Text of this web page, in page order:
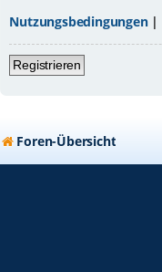
Nutzungsbedingungen|
Registrieren
Foren-Übersicht